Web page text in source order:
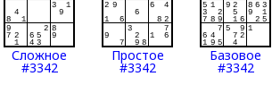
Сложное
#3342
Простое
#3342
Базовое
#3342